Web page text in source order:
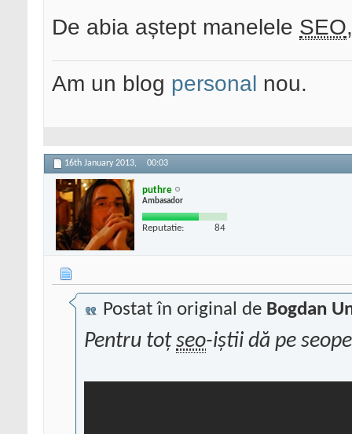
De abia aștept manelele SEO
Am un blog personal nou.
16th January 2013, 00:03
puthre
Ambasador
Reputatie: 84
Postat în original de Bogdan
Pentru toțseo-iștii dă pe